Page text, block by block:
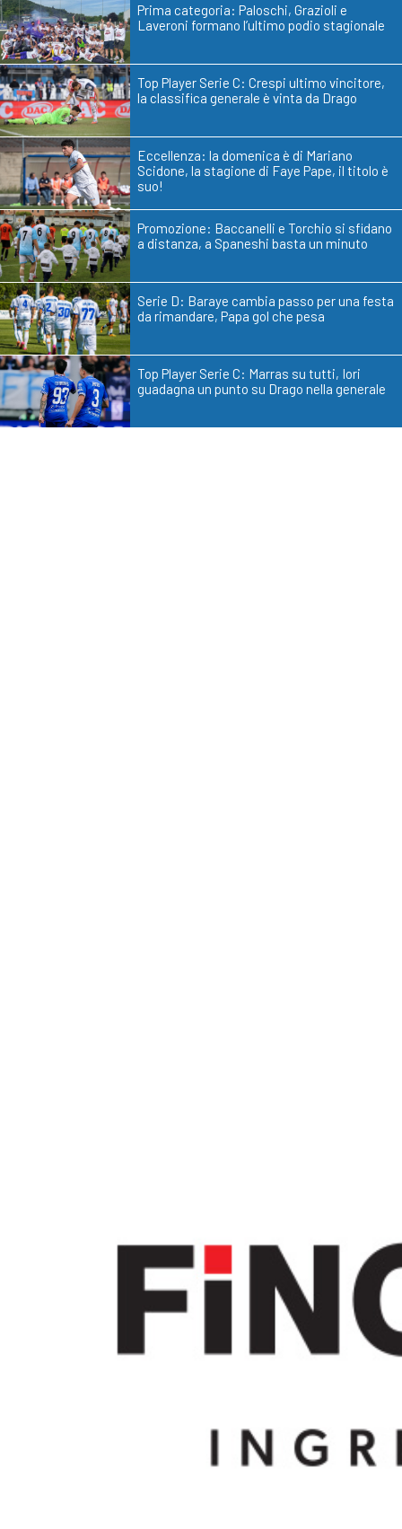
Prima categoria: Paloschi, Grazioli e
Laveroni formano l’ultimo podio stagionale
Top Player Serie C: Crespi ultimo vincitore,
la classifica generale è vinta da Drago
Eccellenza: la domenica è di Mariano
Scidone, la stagione di Faye Pape, il titolo è
suo!
Promozione: Baccanelli e Torchio si sfidano
a distanza, a Spaneshi basta un minuto
Serie D: Baraye cambia passo per una festa
da rimandare, Papa gol che pesa
Top Player Serie C: Marras su tutti, Iori
guadagna un punto su Drago nella generale